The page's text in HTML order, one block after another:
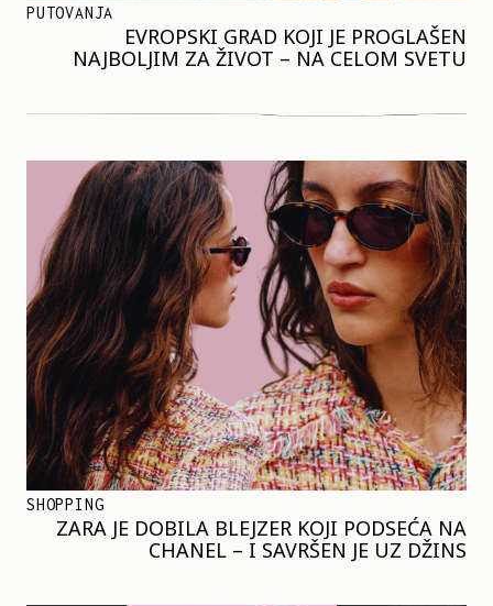
PUTOVANJA
EVROPSKI GRAD KOJI JE PROGLAŠEN
NAJBOLJIM ZA ŽIVOT – NA CELOM SVETU
SHOPPING
ZARA JE DOBILA BLEJZER KOJI PODSEĆA NA
CHANEL – I SAVRŠEN JE UZ DŽINS